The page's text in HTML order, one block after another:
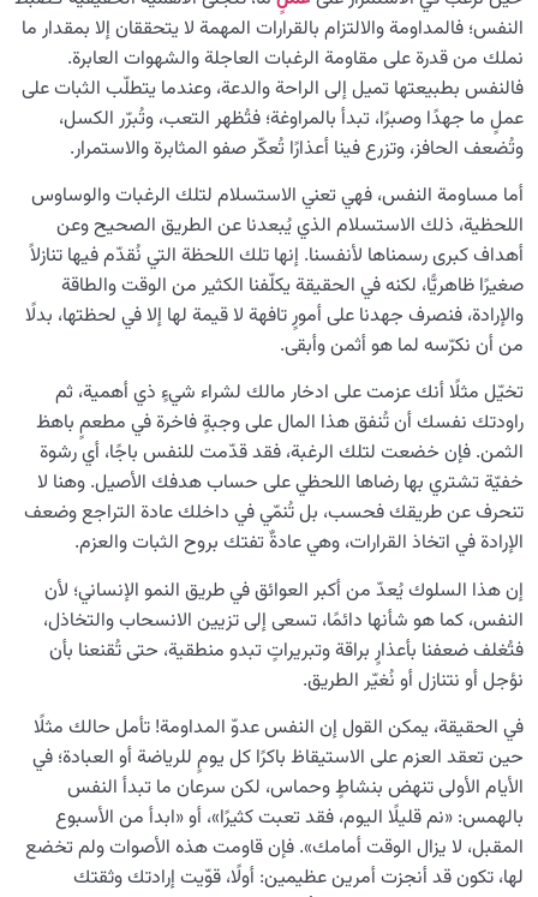
لقبول الأعمال
منشأ التفكير الإيجابي الإسلامي وكيف يؤدي إلى إصلاح أسلوب
الحياة
دور الصبر في اكتساب قلب سليم: لماذا يُعدّ الصبر مفتاح
سلامة القلب؟
أنواع الصبر ودورها المحوري في تحديد مسار الحياة
هل ترتبط سلامة قلب الإنسان بقدرته على ضبط الخيال؟ وما
سرّ هذه الضرورة؟
التكيف القلبي مع البرزخ وتأثيره على المصير الأخروي
هل تُهدد تعلقات نفسية سلامة الروح والقلب؟
الشوق إلى الموت: سببه وهل هو رغبة إيجابية أم مؤشر
للاكتئاب؟
ما هي علامات قلب سليم؟ وما خصائص تكشف لنا صحة
النفس لدى الإنسان؟
هل يُفضي تحليل جذور السلوك الإنساني وتصحيحها إلى
تحقيق سلامة القلب؟
ماهية الصراط الحقيقية: هل الصراط حقيقة قاطعة أم مجرد
استعارة دينية؟
ما هو مسار العبور على الصراط؟ وهل يمكن اختصار رحلة
العبور؟
الرضا عن الله: مؤشر لسلامة القلب أم مجرد استجابة للظروف؟
النفس؛ فالمداومة والالتزام بالقرارات المهمة لا يتحققان إلا بمقدار ما
نملك من قدرة على مقاومة الرغبات العاجلة والشهوات العابرة.
فالنفس بطبيعتها تميل إلى الراحة والدعة، وعندما يتطلّب الثبات على
عملٍ ما جهدًا وصبرًا، تبدأ بالمراوغة؛ فتُظهر التعب، وتُبرّر الكسل،
وتُضعف الحافز، وتزرع فينا أعذارًا تُعكّر صفو المثابرة والاستمرار.
أما مساومة النفس، فهي تعني الاستسلام لتلك الرغبات والوساوس
اللحظية، ذلك الاستسلام الذي يُبعدنا عن الطريق الصحيح وعن
أهداف كبرى رسمناها لأنفسنا. إنها تلك اللحظة التي نُقدّم فيها تنازلاً
صغيرًا ظاهريًّا، لكنه في الحقيقة يكلّفنا الكثير من الوقت والطاقة
والإرادة، فنصرف جهدنا على أمورٍ تافهة لا قيمة لها إلا في لحظتها، بدلًا
من أن نكرّسه لما هو أثمن وأبقى.
تخيّل مثلًا أنك عزمت على ادخار مالك لشراء شيءٍ ذي أهمية، ثم
راودتك نفسك أن تُنفق هذا المال على وجبةٍ فاخرة في مطعمٍ باهظ
الثمن. فإن خضعت لتلك الرغبة، فقد قدّمت للنفس باجًا، أي رشوة
خفيّة تشتري بها رضاها اللحظي على حساب هدفك الأصيل. وهنا لا
تنحرف عن طريقك فحسب، بل تُنمّي في داخلك عادة التراجع وضعف
الإرادة في اتخاذ القرارات، وهي عادةٌ تفتك بروح الثبات والعزم.
إن هذا السلوك يُعدّ من أكبر العوائق في طريق النمو الإنساني؛ لأن
النفس، كما هو شأنها دائمًا، تسعى إلى تزيين الانسحاب والتخاذل،
فتُغلف ضعفنا بأعذارٍ براقة وتبريراتٍ تبدو منطقية، حتى تُقنعنا بأن
نؤجل أو نتنازل أو نُغيّر الطريق.
في الحقيقة، يمكن القول إن النفس عدوّ المداومة! تأمل حالك مثلًا
حين تعقد العزم على الاستيقاظ باكرًا كل يومٍ للرياضة أو العبادة؛ في
الأيام الأولى تنهض بنشاطٍ وحماس، لكن سرعان ما تبدأ النفس
بالهمس: «نم قليلًا اليوم، فقد تعبت كثيرًا»، أو «ابدأ من الأسبوع
المقبل، لا يزال الوقت أمامك». فإن قاومت هذه الأصوات ولم تخضع
لها، تكون قد أنجزت أمرين عظيمين: أولًا، قوّيت إرادتك وثقتك